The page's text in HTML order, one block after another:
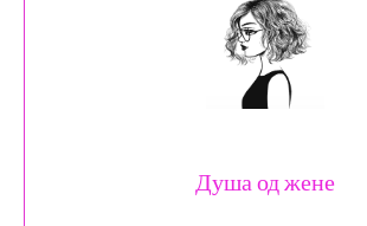
Душа од жене